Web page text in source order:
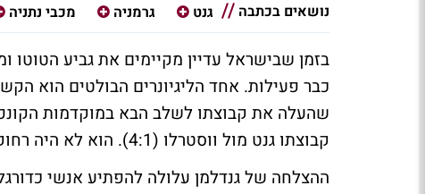
נושאים בכתבה
גנט גרמניה מכבי נתניה
בזמן שבישראל עדיין מקיימים את גביע הטוטו
כבר פעילות. אחד הליגיונרים הבולטים הוא
שהעלה את קבוצתו לשלב הבא במוקדמות
קבוצתו גנט מול ווסטרלו (4:1). הוא לא היה רחוק מלהשלים גם אתמול צמד.
ההצלחה של גנדלמן עלולה להפתיע אנשי